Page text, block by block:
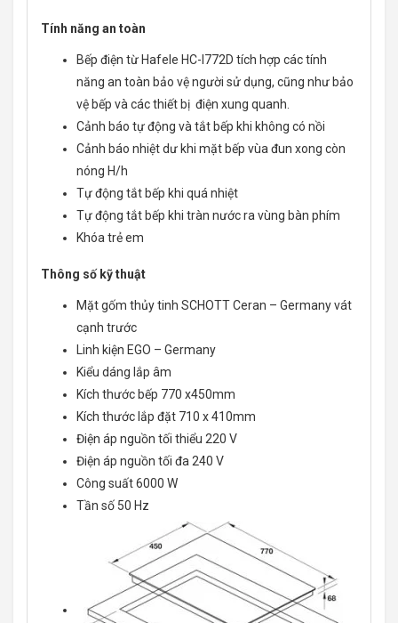
Tính năng an toàn
Bếp điện từ Hafele HC-I772D tích hợp các tính
năng an toàn bảo vệ người sử dụng, cũng như bảo
vệ bếp và các thiết bị điện xung quanh.
Cảnh báo tự động và tắt bếp khi không có nồi
Cảnh báo nhiệt dư khi mặt bếp vùa đun xong còn
nóng H/h
Tự động tắt bếp khi quá nhiệt
Tự động tắt bếp khi tràn nước ra vùng bàn phím
Khóa trẻ em
Thông số kỹ thuật
Mặt gốm thủy tinh SCHOTT Ceran – Germany vát
cạnh trước
Linh kiện EGO – Germany
Kiểu dáng lắp âm
Kích thước bếp 770 x450mm
Kích thước lắp đặt 710 x 410mm
Điện áp nguồn tối thiểu 220 V
Điện áp nguồn tối đa 240 V
Công suất 6000 W
Tần số 50 Hz